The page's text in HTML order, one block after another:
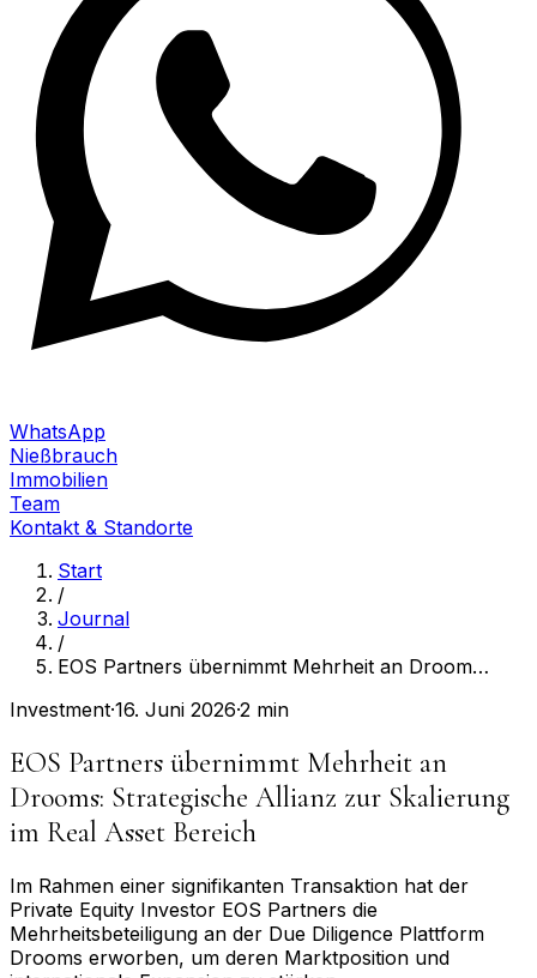
WhatsApp
Nießbrauch
Immobilien
Team
Kontakt & Standorte
Start
/
Journal
/
EOS Partners übernimmt Mehrheit an Droom…
Investment·16. Juni 2026·2 min
EOS Partners übernimmt Mehrheit an
Drooms: Strategische Allianz zur Skalierung
im Real Asset Bereich
Im Rahmen einer signifikanten Transaktion hat der
Private Equity Investor EOS Partners die
Mehrheitsbeteiligung an der Due Diligence Plattform
Drooms erworben, um deren Marktposition und